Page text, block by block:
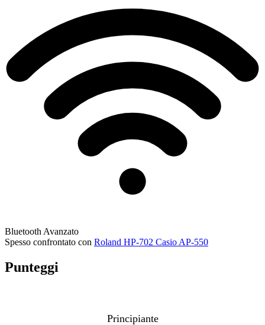
Bluetooth Avanzato
Spesso confrontato con Roland HP-702 Casio AP-550
Punteggi
Principiante